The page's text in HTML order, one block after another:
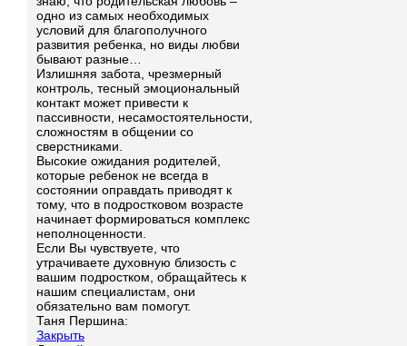
одно из самых необходимых
условий для благополучного
развития ребенка, но виды любви
бывают разные…
Излишняя забота, чрезмерный
контроль, тесный эмоциональный
контакт может привести к
пассивности, несамостоятельности,
сложностям в общении со
сверстниками.
Высокие ожидания родителей,
которые ребенок не всегда в
состоянии оправдать приводят к
тому, что в подростковом возрасте
начинает формироваться комплекс
неполноценности.
Если Вы чувствуете, что
утрачиваете духовную близость с
вашим подростком, обращайтесь к
нашим специалистам, они
обязательно вам помогут.
Таня Першина:
Закрыть